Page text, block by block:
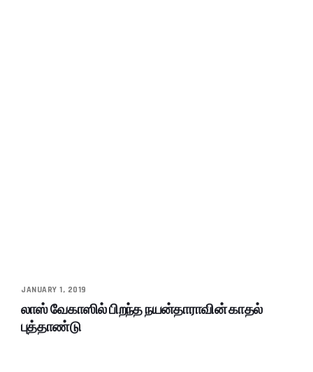
JANUARY 1, 2019
லாஸ் வேகாஸில் பிறந்த நயன்தாராவின் காதல்
புத்தாண்டு